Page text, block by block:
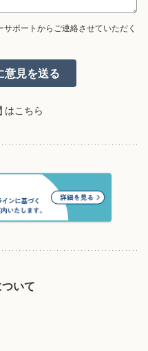
ポートからご連絡させていただく
はこちら
いて